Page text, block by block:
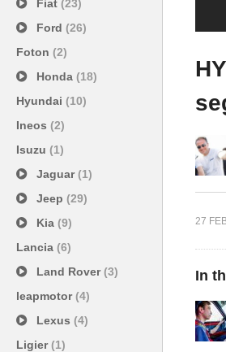
Fiat (23)
Ford (26)
Foton (2)
Honda (18)
Hyundai (10)
Ineos (2)
Isuzu (1)
Jaguar(1)
Jeep (29)
Kia (9)
Lancia (6)
Land Rover(3)
leapmotor(4)
Lexus (4)
Ligier(1)
27
In